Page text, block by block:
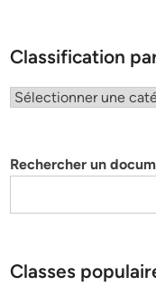
Classification
Classification
Rechercher un
Classes